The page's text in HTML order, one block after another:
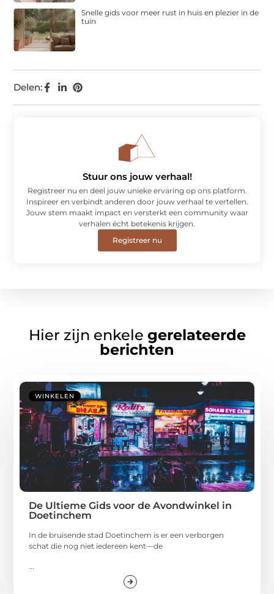
Delen:
Snelle gids voor meer rust in huis en plezier in de
tuin
Stuur ons jouw verhaal!
Registreer nu en deel jouw unieke ervaring op ons platform.
Inspireer en verbindt anderen door jouw verhaal te vertellen.
Jouw stem maakt impact en versterkt een community waar
verhalen écht betekenis krijgen.
Registreer nu
Hier zijn enkele gerelateerde
berichten
WINKELEN
De Ultieme Gids voor de Avondwinkel in
Doetinchem
In de bruisende stad Doetinchem is er een verborgen
schat die nog niet iedereen kent—de